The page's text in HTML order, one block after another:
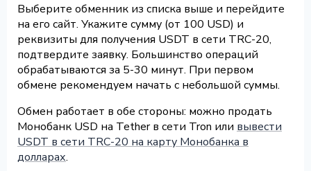
Выберите обменник из списка выше и перейдите
на его сайт. Укажите сумму (от 100 USD) и
реквизиты для получения USDT в сети TRC-20,
подтвердите заявку. Большинство операций
обрабатываются за 5-30 минут. При первом
обмене рекомендуем начать с небольшой суммы.
Обмен работает в обе стороны: можно продать
Монобанк USD на Tether в сети Tron или вывести
USDT в сети TRC-20 на карту Монобанка в
долларах.